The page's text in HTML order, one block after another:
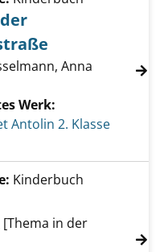
Anna
Werk:
Antolin 2. Klasse
Kinderbuch
in der